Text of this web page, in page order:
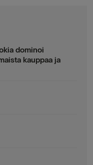
dominoi
kauppaa ja